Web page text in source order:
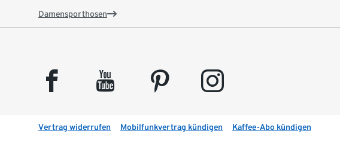
Damensporthosen
facebook youtube pinterest instagram
Vertrag widerrufen Mobilfunkvertrag kündigen Kaffee-Abo kündigen